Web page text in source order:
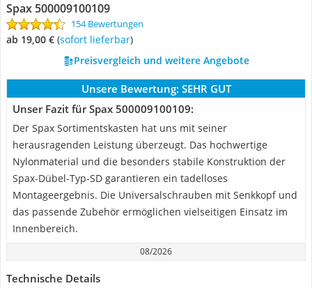
Spax 500009100109
154 Bewertungen
ab 19,00 € ( Sofort lieferbar)
Preisvergleich und weitere Angebote
Unsere Bewertung: SEHR GUT
Unser Fazit für Spax 500009100109:
Der Spax Sortimentskasten hat uns mit seiner
herausragenden Leistung überzeugt. Das hochwertige
Nylonmaterial und die besonders stabile Konstruktion der
Spax-Dübel-Typ-SD garantieren ein tadelloses
Montageergebnis. Die Universalschrauben mit Senkkopf und
das passende Zubehör ermöglichen vielseitigen Einsatz im
Innenbereich.
08/2026
Technische Details